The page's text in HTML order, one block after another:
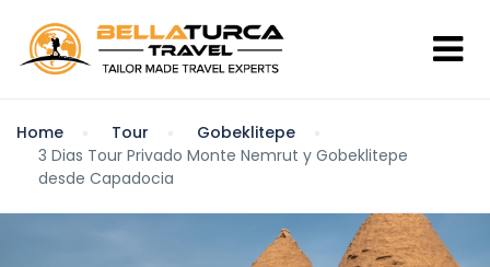
Home Tour
Gobeklitepe
3 Dias Tour Privado Monte Nemrut y Gobeklitepe
desde Capadocia